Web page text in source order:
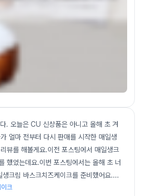
. 오늘은 CU 신상품은 아니고 올해 초 겨
얼마 전부터 다시 판매를 시작한 매일생
뷰를 해볼게요.이전 포스팅에서 매일생크
했었는데요.이번 포스팅에서는 올해 초 너
크림 바스크치즈케이크를 준비했어요....
크